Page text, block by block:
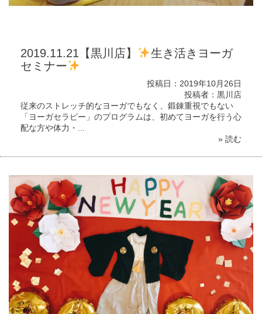
2019.11.21【黒川店】
生き活きヨーガ
セミナー
投稿日：2019年10月26日
投稿者：黒川店
従来のストレッチ的なヨーガでもなく、鍛錬重視でもない
「ヨーガセラピー」のプログラムは、初めてヨーガを行う心
配な方や体力・...
» 読む